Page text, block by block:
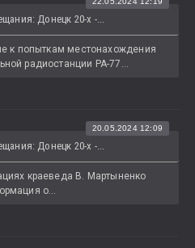
Донецк 20-х -...
к попыткам местонахождения
радиостанции РА-77...
Донецк 20-х -...
20.05.2024 12:09
краеведа В. Мартыненко
о...